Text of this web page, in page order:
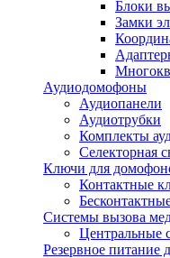
Блоки
Замки
Аудиодомофоны
Аудиопанели
Аудиотрубки
Комплекты
Селекторная
Ключи для
Контактные
Системы вызова
Центральные
Резервное питание